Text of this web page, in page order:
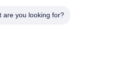
are you looking for?